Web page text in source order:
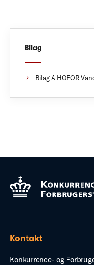
Bilag
Bilag A HOFOR
Kontakt
Konkurrence- og